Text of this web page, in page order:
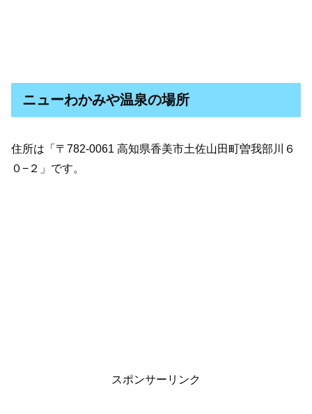
ニューわかみや温泉の場所
住所は「〒782-0061 高知県香美市土佐山田町曽我部川６
０−２」です。
スポンサーリンク